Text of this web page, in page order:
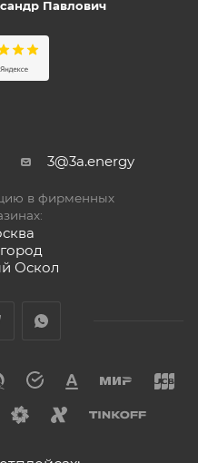
Павлович
3@3a.energy
в фирменных
Оскол